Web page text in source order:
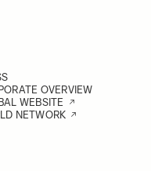
OVERVIEW
WEBSITE
NETWORK